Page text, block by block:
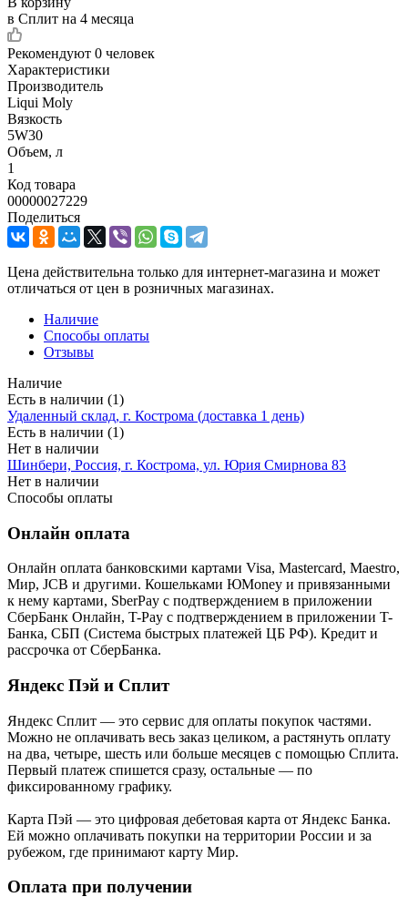
в Сплит на 4 месяца
Рекомендуют 0 человек
Характеристики
Производитель
Liqui Moly
Вязкость
5W30
Объем, л
1
Код товара
00000027229
Поделиться
Цена действительна только для интернет-магазина и может
отличаться от цен в розничных магазинах.
Наличие
Способы оплаты
Отзывы
Наличие
Есть в наличии (1)
Удаленный склад, г. Кострома (доставка 1 день)
Есть в наличии (1)
Нет в наличии
Шинбери, Россия, г. Кострома, ул. Юрия Смирнова 83
Нет в наличии
Способы оплаты
Онлайн оплата
Онлайн оплата банковскими картами Visa, Mastercard, Maestro,
Мир, JCB и другими. Кошельками ЮMoney и привязанными
к нему картами, SberPay с подтверждением в приложении
СберБанк Онлайн, T-Pay с подтверждением в приложении T-
Банка, СБП (Система быстрых платежей ЦБ РФ). Кредит и
рассрочка от СберБанка.
Яндекс Пэй и Сплит
Яндекс Cплит — это сервис для оплаты покупок частями.
Можно не оплачивать весь заказ целиком, а растянуть оплату
на два, четыре, шесть или больше месяцев с помощью Сплита.
Первый платеж спишется сразу, остальные — по
фиксированному графику.
Карта Пэй — это цифровая дебетовая карта от Яндекс Банка.
Ей можно оплачивать покупки на территории России и за
рубежом, где принимают карту Мир.
Оплата при получении